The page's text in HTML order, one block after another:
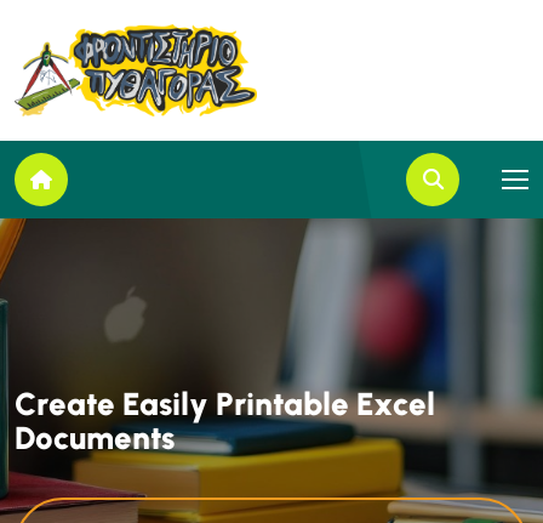
Create Easily PrintableExcel
Documents